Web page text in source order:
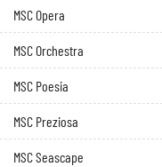
MSC Opera
MSC Orchestra
MSC Poesia
MSC Preziosa
MSC Seascape